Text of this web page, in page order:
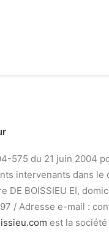
575 du 21 juin 2004
intervenants dans
DE BOISSIEU EI,
/ Adresse e-mail :
est la